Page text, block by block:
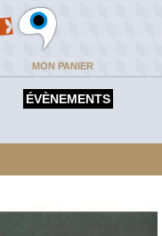
MON PANIER
ÉVÈNEMENTS